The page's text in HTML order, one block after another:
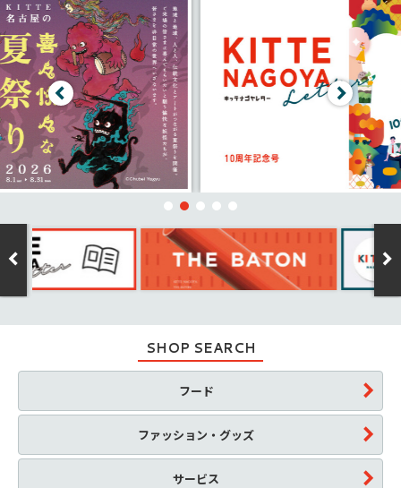
SHOP SEARCH
フード
ファッション・グッズ
サービス